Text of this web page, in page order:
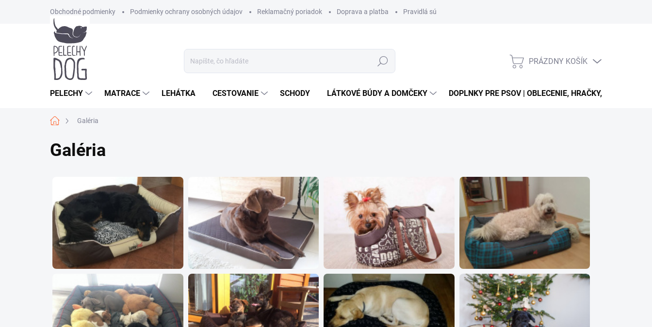
Obchodné podmienky Podmienky ochrany osobných údajov Reklamačný poriadok Doprava a platba Pravidlá súťaží
Hľadať
NÁKUPNÝ
PRÁZDNY KOŠÍK
PELECHY MATRACE LEHÁTKA CESTOVANIE SCHODY LÁTKOVÉ BÚDY A DOMČEKY DOPLNKY PRE PSOV | OBLECENIE, HRAČKY, VODÍTKA,
DomovGaléria
Galéria